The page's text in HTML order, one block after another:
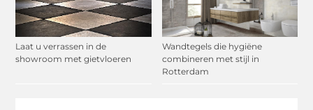
Laat u verrassen in de
showroom met gietvloeren
Wandtegels die hygiëne
combineren met stijl in
Rotterdam